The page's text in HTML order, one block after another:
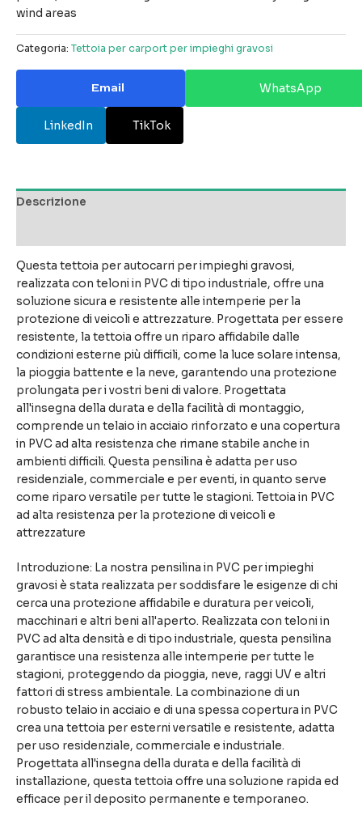
wind areas
Categoria: Tettoia per carport per impieghi gravosi
Email WhatsApp
LinkedIn TikTok
Descrizione
Questa tettoia per autocarri per impieghi gravosi,
realizzata con teloni in PVC di tipo industriale, offre una
soluzione sicura e resistente alle intemperie per la
protezione di veicoli e attrezzature. Progettata per essere
resistente, la tettoia offre un riparo affidabile dalle
condizioni esterne più difficili, come la luce solare intensa,
la pioggia battente e la neve, garantendo una protezione
prolungata per i vostri beni di valore. Progettata
all'insegna della durata e della facilità di montaggio,
comprende un telaio in acciaio rinforzato e una copertura
in PVC ad alta resistenza che rimane stabile anche in
ambienti difficili. Questa pensilina è adatta per uso
residenziale, commerciale e per eventi, in quanto serve
come riparo versatile per tutte le stagioni. Tettoia in PVC
ad alta resistenza per la protezione di veicoli e
attrezzature
Introduzione: La nostra pensilina in PVC per impieghi
gravosi è stata realizzata per soddisfare le esigenze di chi
cerca una protezione affidabile e duratura per veicoli,
macchinari e altri beni all'aperto. Realizzata con teloni in
PVC ad alta densità e di tipo industriale, questa pensilina
garantisce una resistenza alle intemperie per tutte le
stagioni, proteggendo da pioggia, neve, raggi UV e altri
fattori di stress ambientale. La combinazione di un
robusto telaio in acciaio e di una spessa copertura in PVC
crea una tettoia per esterni versatile e resistente, adatta
per uso residenziale, commerciale e industriale.
Progettata all'insegna della durata e della facilità di
installazione, questa tettoia offre una soluzione rapida ed
efficace per il deposito permanente e temporaneo.